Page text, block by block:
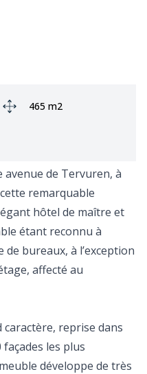
Ground area:
465 m2
avenue de Tervuren, à
remarquable
hôtel de maître et
étant reconnu à
de bureaux, à l’exception
affecté au
reprise dans
les plus
développe de très